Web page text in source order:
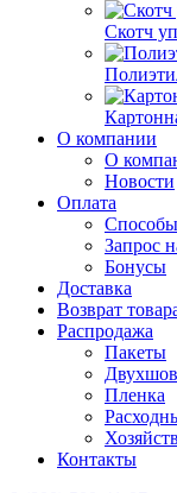
Скотч
О компании
О
Новости
Оплата
Запрос
Бонусы
Доставка
Возврат
Распродажа
Пакеты
Пленка
Контакты